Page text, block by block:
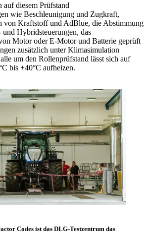
diesem Prüfstand
wie Beschleunigung und Zugkraft,
von Kraftstoff und AdBlue, die Abstimmung
Hybridsteuerungen, das
Motor oder E-Motor und Batterie geprüft
zusätzlich unter Klimasimulation
um den Rollenprüfstand lässt sich auf
bis +40°C aufheizen.
Codes ist das DLG-Testzentrum das